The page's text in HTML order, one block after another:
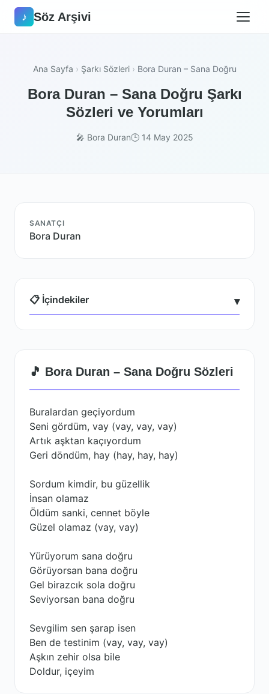
♪ Söz Arşivi
Ana Sayfa › Şarkı Sözleri › Bora Duran – Sana Doğru
Bora Duran – Sana Doğru Şarkı
Sözleri ve Yorumları
🎤 Bora Duran🕒 14 May 2025
SANATÇI
Bora Duran
📋 İçindekiler ▾
🎵 Bora Duran – Sana Doğru Sözleri
Buralardan geçiyordum
Seni gördüm, vay (vay, vay, vay)
Artık aşktan kaçıyordum
Geri döndüm, hay (hay, hay, hay)
Sordum kimdir, bu güzellik
İnsan olamaz
Öldüm sanki, cennet böyle
Güzel olamaz (vay, vay)
Yürüyorum sana doğru
Görüyorsan bana doğru
Gel birazcık sola doğru
Seviyorsan bana doğru
Sevgilim sen şarap isen
Ben de testinim (vay, vay, vay)
Aşkın zehir olsa bile
Doldur, içeyim